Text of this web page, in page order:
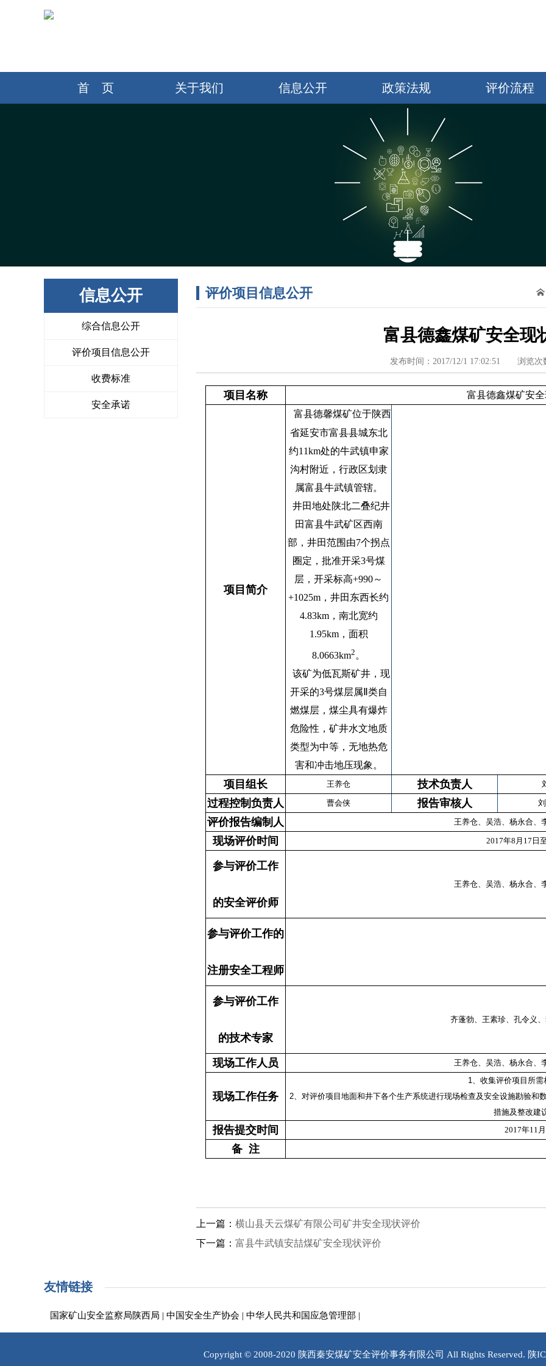
首 页 关于我们 信息公开 政策法规 评价流程
信息公开
综合信息公开
评价项目信息公开
收费标准
安全承诺
评价项目信息公开
富县德鑫煤矿安全现
发布时间：2017/12/1 17:02:51 浏览次
项目名称 富县德鑫煤矿安
项目简介
富县德馨煤矿位于陕西
省延安市富县县城东北
约11km处的牛武镇申家
沟村附近，行政区划隶
属富县牛武镇管辖。
井田地处陕北二叠纪井
田富县牛武矿区西南
部，井田范围由7个拐点
圈定，批准开采3号煤
层，开采标高+990～
+1025m ， 井田东西长约
4.83km，南北宽约
1.95km， 面积
8.0663km2 。
该矿为低瓦斯矿井，现
开采的3号煤层属Ⅱ类自
燃煤层，煤尘具有爆炸
危险性，矿井水文地质
类型为中等，无地热危
害和冲击地压现象。
项目组长 王养仓 技术负责人
过程控制负责人 曹会侠 报告审核人
评价报告编制人 王养仓、吴浩、杨永合、
现场评价时间 2017年8月17日
参与评价工作
的安全评价师
王养仓、吴浩、杨永合、
参与评价工作的
注册安全工程师
参与评价工作
的技术专家
齐蓬勃、王素珍、孔令义
现场工作人员 王养仓、吴浩、杨永合、
现场工作任务
1、收集评价项目所需
2、对评价项目地面和井下各个生产系统进行现场检查及安全设施勘验
措施及整改建
报告提交时间 2017年11月
备 注
上一篇： 横山县天云煤矿有限公司矿井安全现状评价
下一篇： 富县牛武镇安喆煤矿安全现状评价
友情链接
国家矿山安全监察局陕西局 | 中国安全生产协会 | 中华人民共和国应急管理部 |
Copyright © 2008-2020 陕西秦安煤矿安全评价事务有限公司 All Rights Reserved. 陕